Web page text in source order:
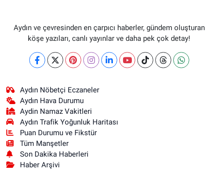
Aydın ve çevresinden en çarpıcı haberler, gündem oluşturan
köşe yazıları, canlı yayınlar ve daha pek çok detay!
Aydın Nöbetçi Eczaneler
Aydın Hava Durumu
Aydin Namaz Vakitleri
Aydın Trafik Yoğunluk Haritası
Puan Durumu ve Fikstür
Tüm Manşetler
Son Dakika Haberleri
Haber Arşivi